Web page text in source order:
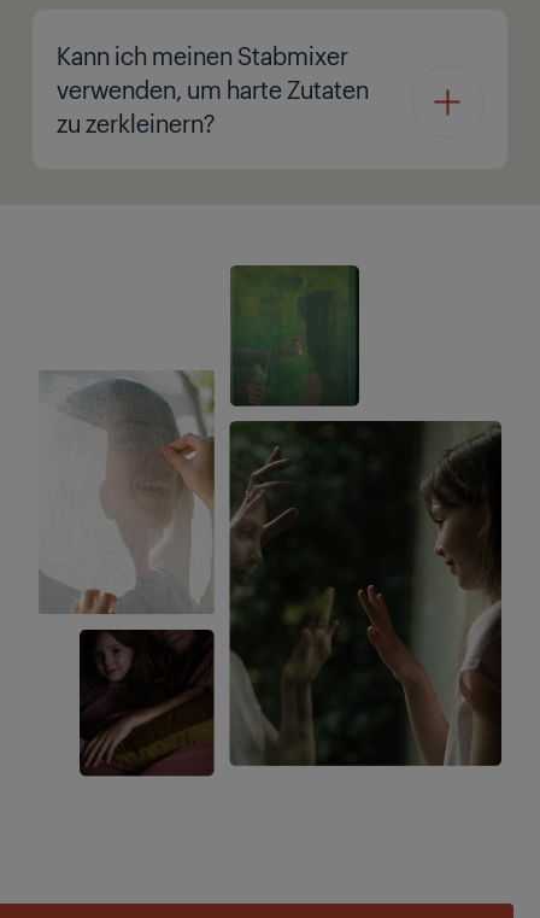
Kann ich meinen Stabmixer
verwenden, um harte Zutaten
zu zerkleinern?